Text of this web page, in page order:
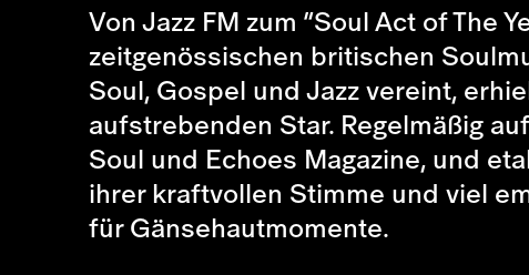
Von Jazz FM zum “Soul Act of The
zeitgenössischen britischen
Soul, Gospel und Jazz vereint,
aufstrebenden Star. Regelmäßig
Soul und Echoes Magazine, und
ihrer kraftvollen Stimme und viel
für Gänsehautmomente.